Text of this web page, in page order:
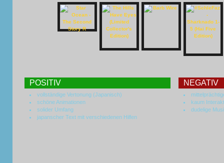
POSITIV NEGATIV
vollständige Vertonung (Japanisch)
schöne Animationen
solider Umfang
japanscher Text mit verschiedenen Hilfen
kaum
dudelige